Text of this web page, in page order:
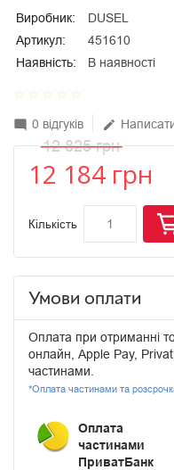
Виробник:
DUSEL
Артикул:
451610
Наявність:
В наявності
star_border star_border star_border star_border star_border
mode_comment 0 відгуків edit
12 825 грн
12 184 грн
Кількість
Умови оплати
Оплата при отриманні
онлайн, Apple Pay,
частинами.
*Оплата частинами та
Оплата
частинами
ПриватБанк